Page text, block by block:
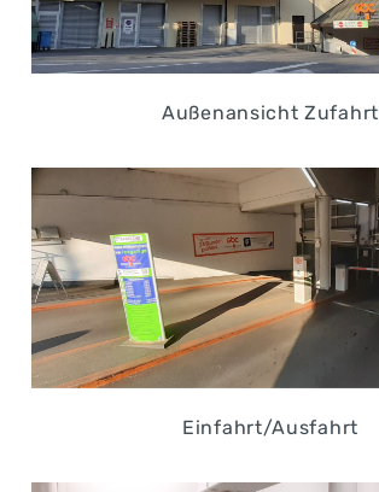
Außenansicht Zufahrt
Einfahrt/Ausfahrt